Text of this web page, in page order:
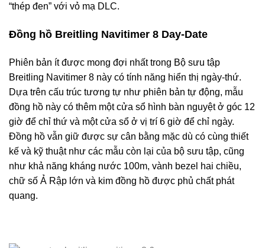
“thép đen” với vỏ mạ DLC.
Đồng hồ Breitling Navitimer 8 Day-Date
Phiên bản ít được mong đợi nhất trong Bộ sưu tập
Breitling Navitimer 8 này có tính năng hiển thị ngày-thứ.
Dựa trên cấu trúc tương tự như phiên bản tự động, mẫu
đồng hồ này có thêm một cửa sổ hình bàn nguyệt ở góc 12
giờ để chỉ thứ và một cửa sổ ở vị trí 6 giờ để chỉ ngày.
Đồng hồ vẫn giữ được sự cân bằng mặc dù có cùng thiết
kế và kỹ thuật như các mẫu còn lại của bộ sưu tập, cũng
như khả năng kháng nước 100m, vành bezel hai chiều,
chữ số Ả Rập lớn và kim đồng hồ được phủ chất phát
quang.